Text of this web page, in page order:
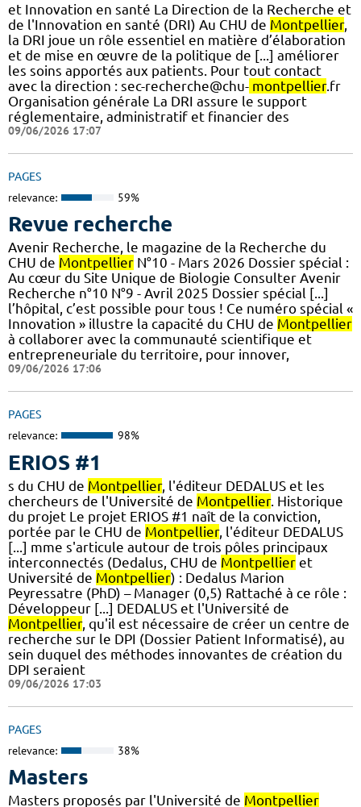
et Innovation en santé La Direction de la Recherche et
de l'Innovation en santé (DRI) Au CHU de Montpellier,
la DRI joue un rôle essentiel en matière d’élaboration
et de mise en œuvre de la politique de [...] améliorer
les soins apportés aux patients. Pour tout contact
avec la direction : sec-recherche@chu- montpellier.fr
Organisation générale La DRI assure le support
réglementaire, administratif et financier des
09/06/2026 17:07
PAGES
relevance: 59%
Revue recherche
Avenir Recherche, le magazine de la Recherche du
CHU de Montpellier N°10 - Mars 2026 Dossier spécial :
Au cœur du Site Unique de Biologie Consulter Avenir
Recherche n°10 N°9 - Avril 2025 Dossier spécial [...]
l’hôpital, c’est possible pour tous ! Ce numéro spécial «
Innovation » illustre la capacité du CHU de Montpellier
à collaborer avec la communauté scientifique et
entrepreneuriale du territoire, pour innover,
09/06/2026 17:06
PAGES
relevance: 98%
ERIOS #1
s du CHU de Montpellier, l'éditeur DEDALUS et les
chercheurs de l'Université de Montpellier. Historique
du projet Le projet ERIOS #1 naît de la conviction,
portée par le CHU de Montpellier, l'éditeur DEDALUS
[...] mme s'articule autour de trois pôles principaux
interconnectés (Dedalus, CHU de Montpellier et
Université de Montpellier) : Dedalus Marion
Peyressatre (PhD) – Manager (0,5) Rattaché à ce rôle :
Développeur [...] DEDALUS et l'Université de
Montpellier, qu'il est nécessaire de créer un centre de
recherche sur le DPI (Dossier Patient Informatisé), au
sein duquel des méthodes innovantes de création du
DPI seraient
09/06/2026 17:03
PAGES
relevance: 38%
Masters
Masters proposés par l'Université de Montpellier